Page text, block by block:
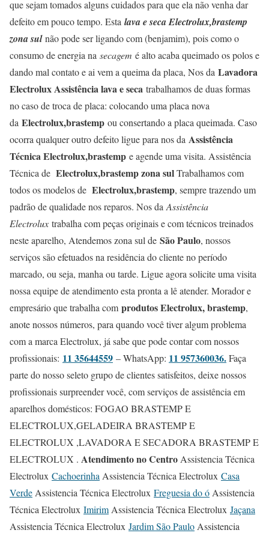
que sejam tomados alguns cuidados para que ela não venha dar
defeito em pouco tempo. Esta lava e seca Electrolux,brastemp
zona sulnão pode ser ligando com (benjamim), pois como o
consumo de energia na secagem é alto acaba queimado os polos e
dando mal contato e ai vem a queima da placa, Nos da Lavadora
Electrolux Assistência lava e seca trabalhamos de duas formas
no caso de troca de placa: colocando uma placa nova
da Electrolux,brastemp ou consertando a placa queimada. Caso
ocorra qualquer outro defeito ligue para nos da Assistência
Técnica Electrolux,brastemp e agende uma visita. Assistência
Técnica de Electrolux,brastemp zona sulTrabalhamos com
todos os modelos de Electrolux,brastemp, sempre trazendo um
padrão de qualidade nos reparos. Nos daAssistência
Electrolux trabalha com peças originais e com técnicos treinados
neste aparelho, Atendemos zona sul de São Paulo, nossos
serviços são efetuados na residência do cliente no período
marcado, ou seja, manha ou tarde. Ligue agora solicite uma visita
nossa equipe de atendimento esta pronta a lê atender. Morador e
empresário que trabalha com produtos Electrolux, brastemp,
anote nossos números, para quando você tiver algum problema
com a marca Electrolux, já sabe que pode contar com nossos
profissionais: 11 35644559 – WhatsApp: 11 957360036.Faça
parte do nosso seleto grupo de clientes satisfeitos, deixe nossos
profissionais surpreender você, com serviços de assistência em
aparelhos domésticos: FOGAO BRASTEMP E
ELECTROLUX,GELADEIRA BRASTEMP E
ELECTROLUX ,LAVADORA E SECADORA BRASTEMP E
ELECTROLUX . Atendimento no CentroAssistencia Técnica
Electrolux CachoerinhaAssistencia Técnica Electrolux Casa
VerdeAssistencia Técnica Electrolux Freguesia do óAssistencia
Técnica Electrolux ImirimAssistencia Técnica Electrolux Jaçana
Assistencia Técnica Electrolux Jardim São PauloAssistencia